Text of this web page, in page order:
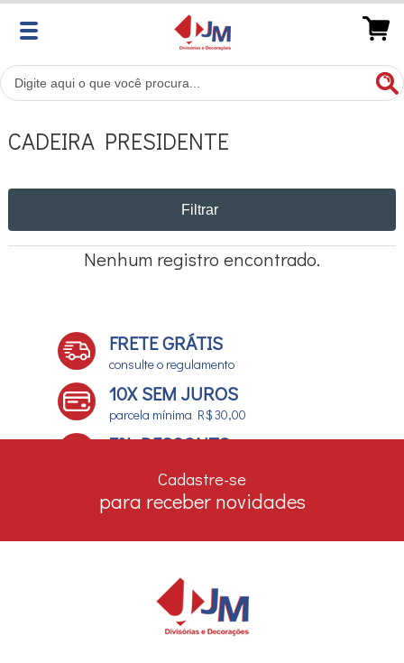
CADEIRA PRESIDENTE
Filtrar
Nenhum registro encontrado.
FRETE GRÁTIS
consulte o regulamento
10X SEM JUROS
parcela mínima R$ 30,00
7% DESCONTO
Cadastre-se
para receber novidades